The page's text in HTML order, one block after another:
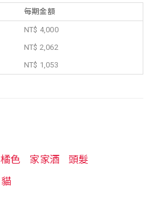
每期金額
NT$ 4,000
NT$ 2,062
NT$ 1,053
橘色 家家酒 頭髮
貓